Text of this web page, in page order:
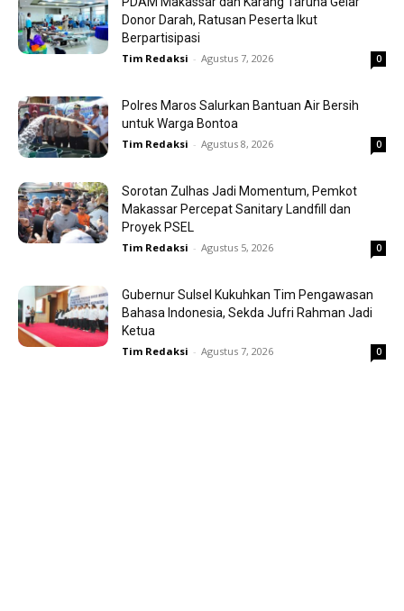
Donor Darah, Ratusan Peserta Ikut
Berpartisipasi
Tim Redaksi - Agustus 7, 2026 0
Polres Maros Salurkan Bantuan Air Bersih
untuk Warga Bontoa
Tim Redaksi - Agustus 8, 2026 0
Sorotan Zulhas Jadi Momentum, Pemkot
Makassar Percepat Sanitary Landfill dan
Proyek PSEL
Tim Redaksi - Agustus 5, 2026 0
Gubernur Sulsel Kukuhkan Tim Pengawasan
Bahasa Indonesia, Sekda Jufri Rahman Jadi
Ketua
Tim Redaksi - Agustus 7, 2026 0